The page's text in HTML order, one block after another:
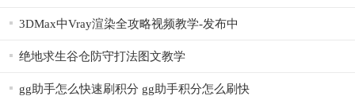
3DMax中Vray渲染全攻略视频教学-发布中
绝地求生谷仓防守打法图文教学
gg助手怎么快速刷积分 gg助手积分怎么刷快